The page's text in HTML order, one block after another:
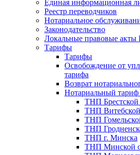
Единая информационная
Реестр переводчиков
Нотариальное
Законодательство
Локальные правовые
Тарифы
Тарифы
Освобождение от
тарифа
Возврат
Нотариальный
ТНП Брестской
ТНП Витебской
ТНП
ТНП
ТНП г. Минска
ТНП Минской